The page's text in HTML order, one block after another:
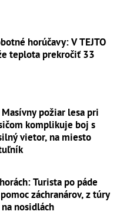
horúčavy: V TEJTO
teplota prekročiť 33
Masívny požiar lesa pri
komplikuje boj s
na miesto
Turista po páde
záchranárov, z túry
nosidlách